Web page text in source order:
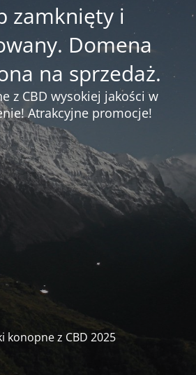
zamknięty i
Domena
na sprzedaż.
z CBD wysokiej jakości w
Atrakcyjne promocje!
konopne z CBD 2025